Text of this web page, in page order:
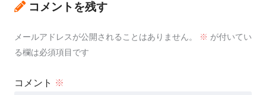
コメントを残す
メールアドレスが公開されることはありません。 ※ が付いてい
る欄は必須項目です
コメント ※